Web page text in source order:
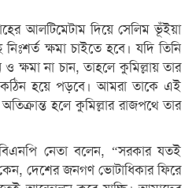
আলটিমেটাম দিয়ে সেলিম ভূঁইয়া
ক্ষমা চাইতে হবে। যদি তিনি
ও ক্ষমা না চান, তাহলে কুমিল্লায় তার
কঠিন হয়ে পড়বে। আমরা তাকে এই
হলে কুমিল্লার রাজপথে তার
নেতা বলেন, “সরকার যতই
দেশের জনগণ ভোটাধিকার ফিরে